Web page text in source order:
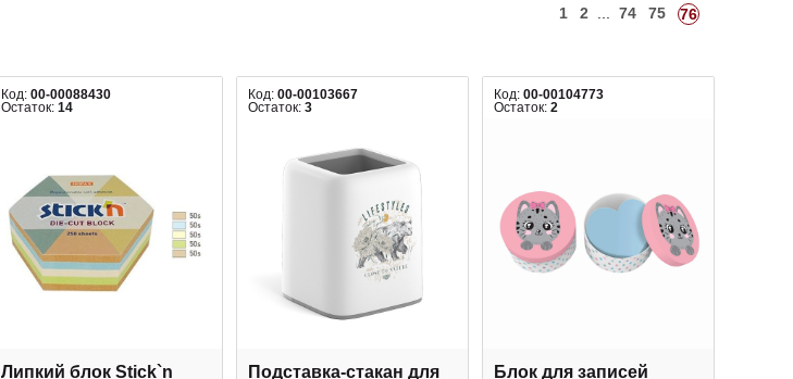
1 2 74 75 76
Код:00-00088430
Остаток:14
Липкий блок Stick`n
Код: 00-00103667
Остаток: 3
Подставка-стакан для
Код: 00-00104773
Остаток: 2
Блок для записей